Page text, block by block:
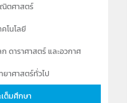
ตศาสตร์
คโนโลยี
ก ดาราศาสตร์ และอวกาศ
ยาศาสตร์ทั่วไป
เต็มศึกษา